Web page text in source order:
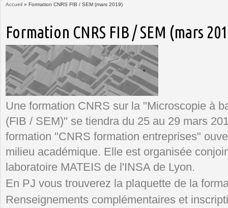
Accueil » Formation CNRS FIB / SEM (mars 2019)
Formation CNRS FIB / SEM (mars
Une formation CNRS sur la "Microscopie à
(FIB / SEM)" se tiendra du 25 au 29 mars
formation "CNRS formation entreprises"
milieu académique. Elle est organisée
laboratoire MATEIS de l'INSA de Lyon.
En PJ vous trouverez la plaquette de la
Renseignements complémentaires et